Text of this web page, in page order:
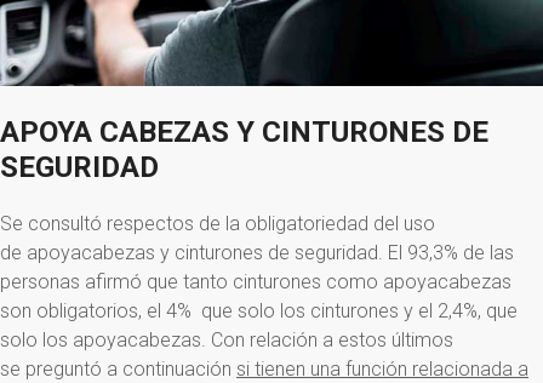
APOYA CABEZAS Y CINTURONES DE
SEGURIDAD
Se consultó respectos de la obligatoriedad del uso
de apoyacabezas y cinturones de seguridad. El 93,3% de las
personas afirmó que tanto cinturones como apoyacabezas
son obligatorios, el 4% que solo los cinturones y el 2,4%, que
solo los apoyacabezas. Con relación a estos últimos
se preguntó a continuación si tienen una función relacionada a